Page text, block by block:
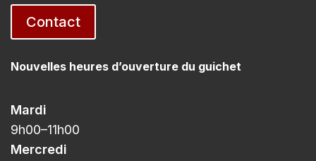
Contact
Nouvelles heures d’ouverture du guichet
Mardi
9h00–11h00
Mercredi